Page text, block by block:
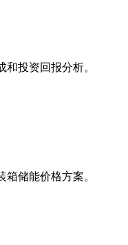
投资回报分析。
储能价格方案。